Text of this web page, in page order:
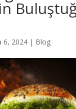
6, 2024| Blog